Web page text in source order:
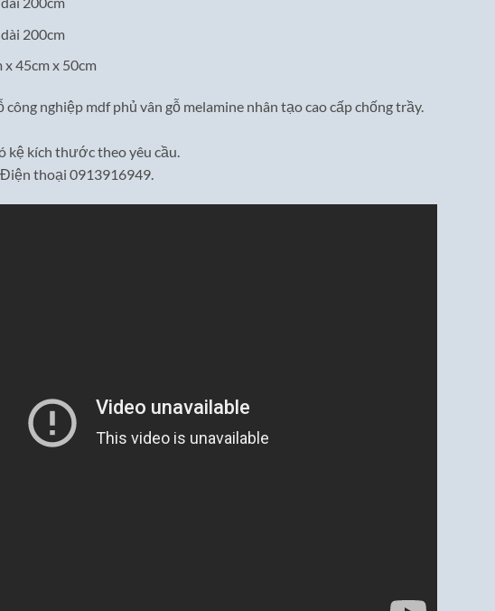
200cm
45cm x 50cm
công nghiệp mdf phủ vân gỗ melamine nhân tạo cao cấp chống trầy.
kệ kích thước theo yêu cầu.
thoại 0913916949.